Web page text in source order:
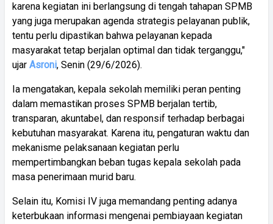
karena kegiatan ini berlangsung di tengah tahapan SPMB
yang juga merupakan agenda strategis pelayanan publik,
tentu perlu dipastikan bahwa pelayanan kepada
masyarakat tetap berjalan optimal dan tidak terganggu,"
ujar Asroni, Senin (29/6/2026).
Ia mengatakan, kepala sekolah memiliki peran penting
dalam memastikan proses SPMB berjalan tertib,
transparan, akuntabel, dan responsif terhadap berbagai
kebutuhan masyarakat. Karena itu, pengaturan waktu dan
mekanisme pelaksanaan kegiatan perlu
mempertimbangkan beban tugas kepala sekolah pada
masa penerimaan murid baru.
Selain itu, Komisi IV juga memandang penting adanya
keterbukaan informasi mengenai pembiayaan kegiatan